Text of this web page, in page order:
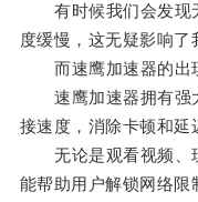
有时候我们会发现
度缓慢，这无疑影响了
而速鹰加速器的出现
速鹰加速器拥有强
接速度，消除卡顿和延
无论是观看视频、
能帮助用户解锁网络限